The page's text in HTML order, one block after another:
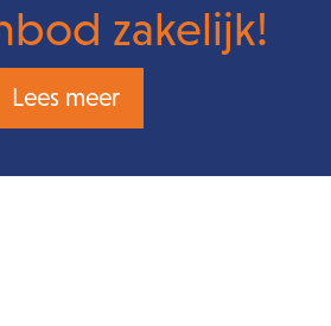
zakelijk!
Lees meer